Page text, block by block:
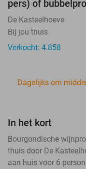
pers) of
De Kasteelhoeve
Bij jou thuis
Verkocht: 4.858
Dagelijks om
In het kort
Bourgondische
thuis door De
aan huis voor 6